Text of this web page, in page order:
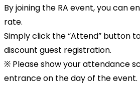
By joining the RA event, you can
rate.
Simply click the “Attend” button
discount guest registration.
※ Please show your attendance
entrance on the day of the event.